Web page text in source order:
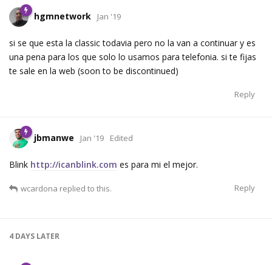
hgmnetwork Jan '19
si se que esta la classic todavia pero no la van a continuar y es
una pena para los que solo lo usamos para telefonia. si te fijas
te sale en la web (soon to be discontinued)
Reply
jbmanwe Jan '19 Edited
Blink http://icanblink.com es para mi el mejor.
Reply
wcardona replied to this.
4 DAYS LATER